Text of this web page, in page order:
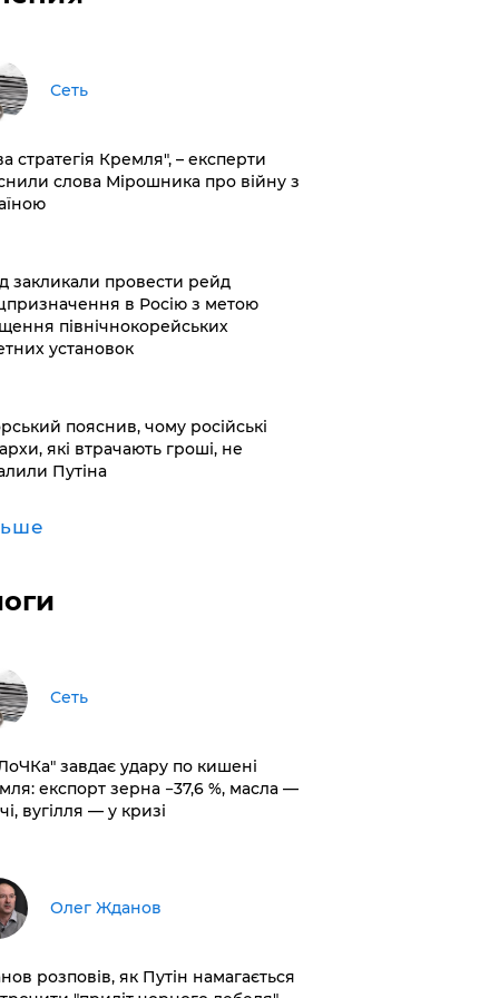
Сеть
стратегія Кремля", – експерти
слова Мірошника про війну з
закликали провести рейд
в Росію з метою
північнокорейських
установок
пояснив, чому російські
які втрачають гроші, не
Путіна
Сеть
завдає удару по кишені
експорт зерна −37,6 %, масла —
вугілля — у кризі
Олег Жданов
розповів, як Путін намагається